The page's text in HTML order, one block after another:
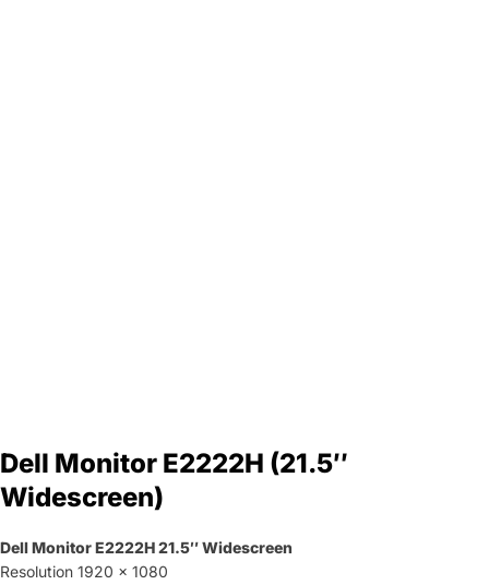
Dell Monitor E2222H (21.5″
Widescreen)
Dell Monitor E2222H 21.5″ Widescreen
Resolution 1920 x 1080